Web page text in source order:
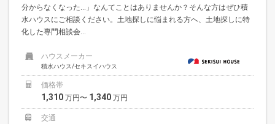
分からなくなった…」なんてことはありませんか？そんな方はぜひ積
水ハウスにご相談ください。土地探しに悩まれる方へ、土地探しに特
化した専門相談会...
ハウスメーカー
積水ハウス/セキスイハウス
価格帯
1,310 万円〜 1,340 万円
交通